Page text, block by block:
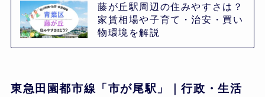
藤が丘駅周辺の住みやすさは？
家賃相場や子育て・治安・買い
物環境を解説
東急田園都市線「市が尾駅」｜行政・生活